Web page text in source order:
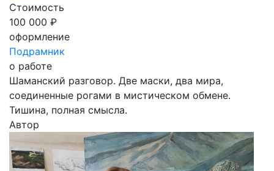
Стоимость
100 000 ₽
оформление
Подрамник
о работе
Шаманский разговор. Две маски, два мира,
соединенные рогами в мистическом обмене.
Тишина, полная смысла.
Автор